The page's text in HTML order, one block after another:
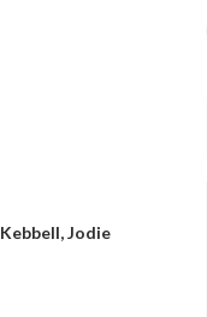
Jodie